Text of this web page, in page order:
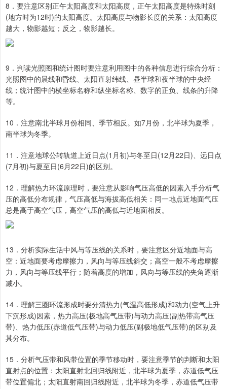
8．要注意区别正午太阳高度和太阳高度，正午太阳高度是特殊时刻
(地方时为12时)的太阳高度。太阳高度与物影长度的关系：太阳高度
越大，物影越短；反之，物影越长。
9．判读光照图和统计图时要注意利用图中的各种信息进行综合分析：
光照图中的晨线和昏线、太阳直射纬线、昼半球和夜半球的中央经
线；统计图中的横坐标名称和纵坐标名称、数字的正负、线条的升降
等。
10．注意南北半球月份相同、季节相反。如7月份，北半球为夏季，
南半球为冬季。
11．注意地球公转轨道上近日点(1月初)与冬至日(12月22日)、远日点
(7月初)与夏至日(6月22日)的区别。
12．理解热力环流原理时，要注意从影响气压高低的因素入手分析气
压的高低分布规律，气压高低与海拔高低相关：同一地点近地面气压
总是高于高空气压，高空气压的高低与近地面相反。
13．分析实际生活中风与等压线的关系时，要注意区分近地面与高
空：近地面要考虑摩擦力，风向与等压线斜交；高空一般不考虑摩擦
力，风向与等压线平行；随着高度的增加，风向与等压线的夹角逐渐
减小。
14．理解三圈环流形成时要分清热力(气温高低形成)和动力(空气上升
下沉形成)因素，热力高压(极地高气压带)与动力高压(副热带高气压
带)、热力低压(赤道低气压带)与动力低压(副极地低气压带)的区别及
其分布。
15．分析气压带和风带位置的季节移动时，要注意季节的判断和太阳
直射点的位置：太阳直射北回归线附近，北半球为夏季，赤道低气压
带位置偏北；太阳直射南回归线附近，北半球为冬季，赤道低气压带